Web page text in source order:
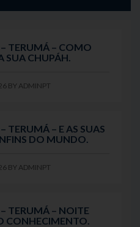
TERUMÁ – COMO
SUA CHUPÁH.
BY ADMINPT
TERUMÁ – E AS SUAS
DO MUNDO.
BY ADMINPT
TERUMÁ – NOITE
CONHECIMENTO.